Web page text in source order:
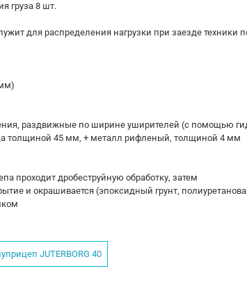
груза 8 шт.
для распределения нагрузки при заезде техники
раздвижные по ширине уширителей (с помощью
толщиной 45 мм, + металл рифленый, толщиной 4 мм
проходит дробеструйную обработку, затем
и окрашивается (эпоксидный грунт,
JUTERBORG 40